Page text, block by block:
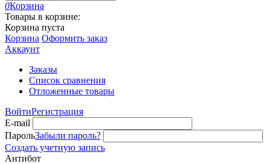
0Корзина
Товары в корзине:
Корзина пуста
Корзина Оформить заказ
Аккаунт
Заказы
Список сравнения
Отложенные товары
ВойтиРегистрация
E-mail
ПарольЗабыли пароль?
Создать учетную запись
Антибот